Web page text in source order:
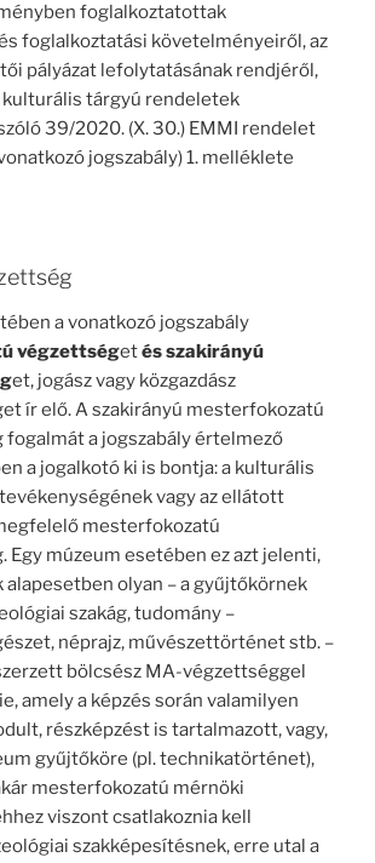
foglalkoztatottak
foglalkoztatási követelményeiről, az
pályázat lefolytatásának rendjéről,
tárgyú rendeletek
39/2020. (X. 30.) EMMI rendelet
jogszabály) 1. melléklete
a vonatkozó jogszabály
végzettségetésszakirányú
et, jogász vagy közgazdász
ír elő. A szakirányú mesterfokozatú
fogalmát a jogszabály értelmező
a jogalkotó ki is bontja: a kulturális
vagy az ellátott
mesterfokozatú
Egy múzeum esetében ez azt jelenti,
alapesetben olyan – a gyűjtőkörnek
szakág, tudomány –
néprajz, művészettörténet stb. –
bölcsész MA-végzettséggel
amely a képzés során valamilyen
részképzést is tartalmazott, vagy,
gyűjtőköre (pl. technikatörténet),
mesterfokozatú mérnöki
viszont csatlakoznia kell
szakképesítésnek, erre utal a